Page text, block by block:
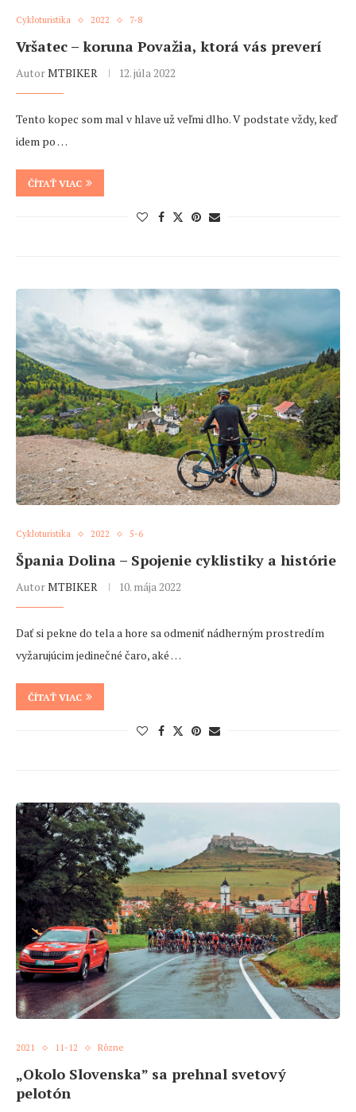
Cykloturistika 2022 7-8
Vršatec – koruna Považia, ktorá vás preverí
AutorMTBIKER 12. júla 2022
Tento kopec som mal v hlave už veľmi dlho. V podstate vždy, keď
idem po …
ČÍTAŤ VIAC
Cykloturistika 2022 5-6
Špania Dolina – Spojenie cyklistiky a histórie
AutorMTBIKER 10. mája 2022
Dať si pekne do tela a hore sa odmeniť nádherným prostredím
vyžarujúcim jedinečné čaro, aké …
ČÍTAŤ VIAC
2021 11-12 Rôzne
„Okolo Slovenska” sa prehnal svetový
pelotón